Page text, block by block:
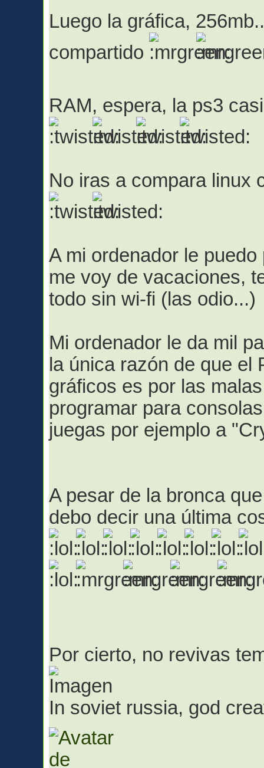
Luego la gráfica,
compartido
RAM, espera, la ps3
No iras a compara linux
A mi ordenador le
me voy de vacaciones,
todo sin wi-fi (las odio...)
Mi ordenador le da mil
la única razón de que el
gráficos es por las
programar para
juegas por ejemplo a
A pesar de la bronca
debo decir una última
Por cierto, no revivas
In soviet russia, god